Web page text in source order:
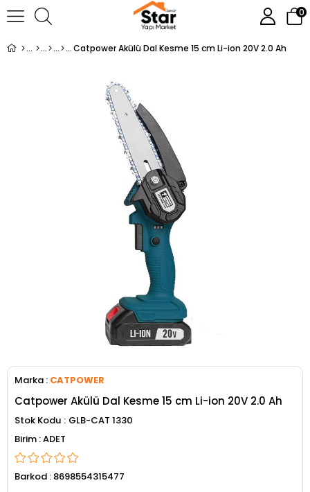
0
Catpower Akülü Dal Kesme 15 cm Li-ion 20V 2.0 Ah
Marka : CATPOWER
Catpower Akülü Dal Kesme 15 cm Li-ion 20V 2.0 Ah
Stok Kodu
GLB-CAT 1330
ADET
Barkod : 8698554315477